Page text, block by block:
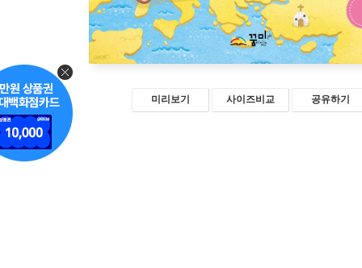
미리보기 사이즈비교 공유하기